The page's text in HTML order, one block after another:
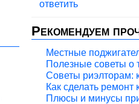
ответить
Рекомендуем
Местные
Полезные советы о
Советы риэлторам:
Как сделать
Плюсы и минусы